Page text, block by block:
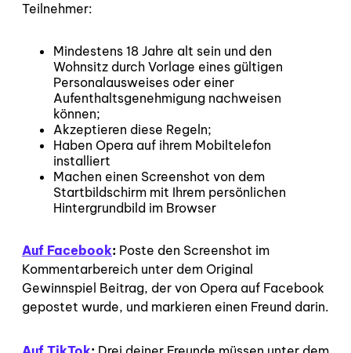
Teilnehmer:
Mindestens 18 Jahre alt sein und den
Wohnsitz durch Vorlage eines gültigen
Personalausweises oder einer
Aufenthaltsgenehmigung nachweisen
können;
Akzeptieren diese Regeln;
Haben Opera auf ihrem Mobiltelefon
installiert
Machen einen Screenshot von dem
Startbildschirm mit Ihrem persönlichen
Hintergrundbild im Browser
Auf Facebook: Poste den Screenshot im
Kommentarbereich unter dem Original
Gewinnspiel Beitrag, der von Opera auf Facebook
gepostet wurde, und markieren einen Freund darin.